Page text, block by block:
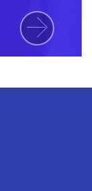
Next